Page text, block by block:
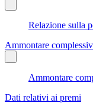
Relazione sulla
Ammontare
Ammontare
Dati relativi ai premi